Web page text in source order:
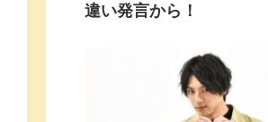
違い発言から！